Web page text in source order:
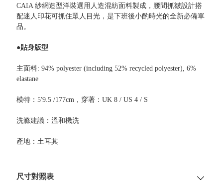
CAIA 紗網造型洋裝選用人造混紡面料製成，腰間抓皺設計搭
配迷人印花可抓住眾人目光，是下班後小酌時光的全新必備單
品。
●貼身版型
主面料: 94% polyester (including 52% recycled polyester), 6%
elastane
模特：5'9.5 /177cm，穿著：UK 8 / US 4 / S
洗滌建議：溫和機洗
產地：土耳其
尺寸對照表